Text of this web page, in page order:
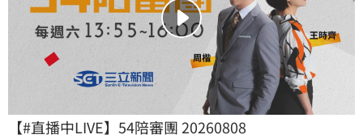
【#直播中LIVE】54陪審團 20260808